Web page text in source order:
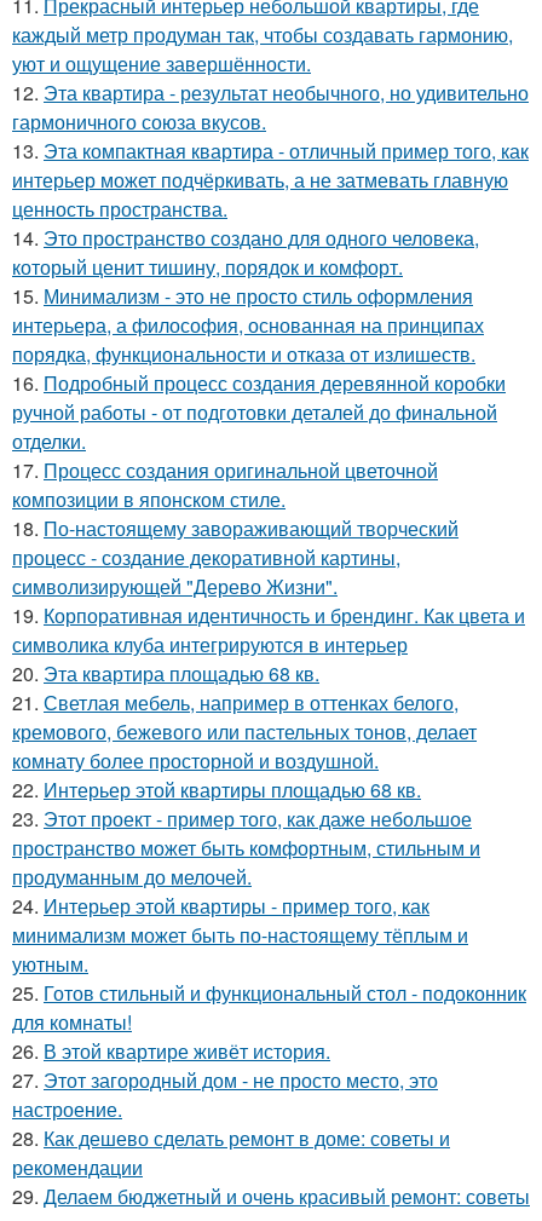
11. Прекрасный интерьер небольшой квартиры, где
каждый метр продуман так, чтобы создавать гармонию,
уют и ощущение завершённости.
12. Эта квартира - результат необычного, но удивительно
гармоничного союза вкусов.
13. Эта компактная квартира - отличный пример того, как
интерьер может подчёркивать, а не затмевать главную
ценность пространства.
14. Это пространство создано для одного человека,
который ценит тишину, порядок и комфорт.
15. Минимализм - это не просто стиль оформления
интерьера, а философия, основанная на принципах
порядка, функциональности и отказа от излишеств.
16. Подробный процесс создания деревянной коробки
ручной работы - от подготовки деталей до финальной
отделки.
17. Процесс создания оригинальной цветочной
композиции в японском стиле.
18. По-настоящему завораживающий творческий
процесс - создание декоративной картины,
символизирующей "Дерево Жизни".
19. Корпоративная идентичность и брендинг. Как цвета и
символика клуба интегрируются в интерьер
20. Эта квартира площадью 68 кв.
21. Светлая мебель, например в оттенках белого,
кремового, бежевого или пастельных тонов, делает
комнату более просторной и воздушной.
22. Интерьер этой квартиры площадью 68 кв.
23. Этот проект - пример того, как даже небольшое
пространство может быть комфортным, стильным и
продуманным до мелочей.
24. Интерьер этой квартиры - пример того, как
минимализм может быть по-настоящему тёплым и
уютным.
25. Готов стильный и функциональный стол - подоконник
для комнаты!
26. В этой квартире живёт история.
27. Этот загородный дом - не просто место, это
настроение.
28. Как дешево сделать ремонт в доме: советы и
рекомендации
29. Делаем бюджетный и очень красивый ремонт: советы